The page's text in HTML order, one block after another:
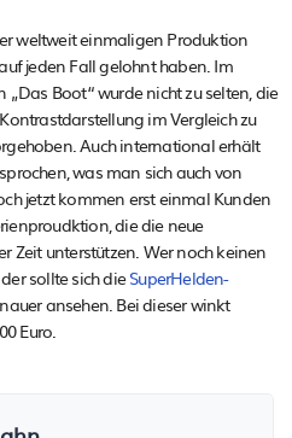
weltweit einmaligen Produktion
jeden Fall gelohnt haben. Im
Boot“ wurde nicht zu selten, die
im Vergleich zu
Auch international erhält
was man sich auch von
jetzt kommen erst einmal Kunden
die die neue
Zeit unterstützen. Wer noch keinen
sollte sich dieSuperHelden-
ansehen. Bei dieser winkt
Euro.